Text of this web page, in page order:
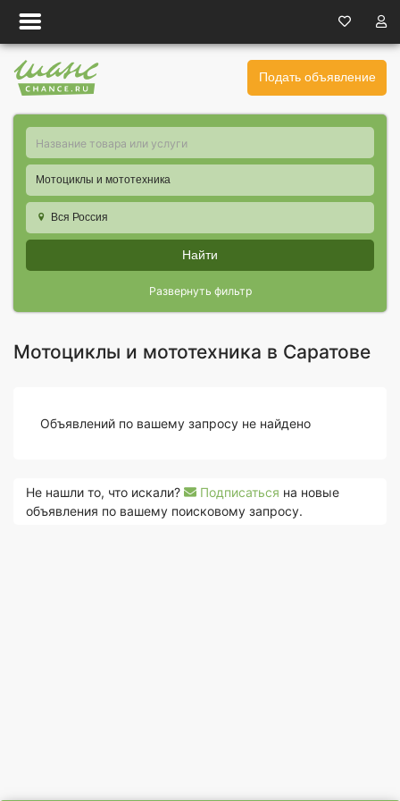
Подать объявление
Мотоциклы и мототехника
Вся Россия
Найти
Развернуть фильтр
Мотоциклы и мототехника в Саратове
Объявлений по вашему запросу не найдено
Не нашли то, что искали? Подписаться на новые
объявления по вашему поисковому запросу.